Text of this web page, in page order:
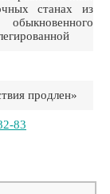
станах из
продлен»
83